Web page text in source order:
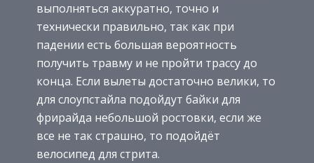
выполняться аккуратно, точно и
технически правильно, так как при
падении есть большая вероятность
получить травму и не пройти трассу до
конца. Если вылеты достаточно велики, то
для слоупстайла подойдут байки для
фрирайда небольшой ростовки, если же
все не так страшно, то подойдёт
велосипед для стрита.